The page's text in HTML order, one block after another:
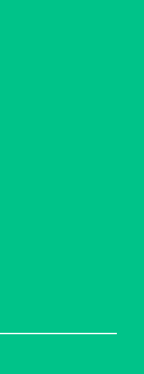
Training
formulier. We